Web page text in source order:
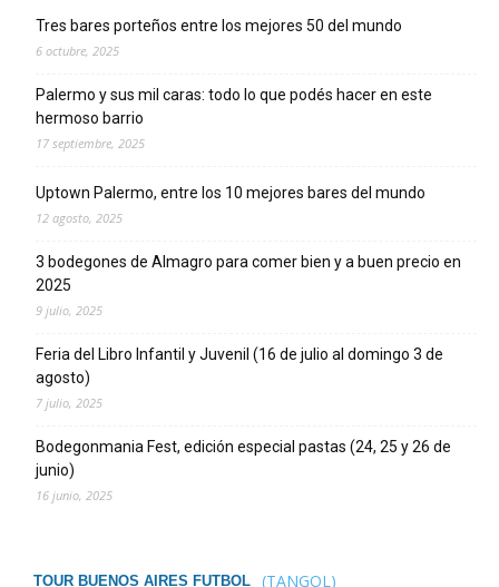
Tres bares porteños entre los mejores 50 del mundo
6 octubre, 2025
Palermo y sus mil caras: todo lo que podés hacer en este
hermoso barrio
17 septiembre, 2025
Uptown Palermo, entre los 10 mejores bares del mundo
12 agosto, 2025
3 bodegones de Almagro para comer bien y a buen precio en
2025
9 julio, 2025
Feria del Libro Infantil y Juvenil (16 de julio al domingo 3 de
agosto)
7 julio, 2025
Bodegonmania Fest, edición especial pastas (24, 25 y 26 de
junio)
16 junio, 2025
TOUR BUENOS AIRES FUTBOL (TANGOL)